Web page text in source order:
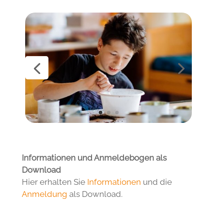
Informationen und Anmeldebogen als
Download
Hier erhalten Sie Informationen und die
Anmeldung als Download.